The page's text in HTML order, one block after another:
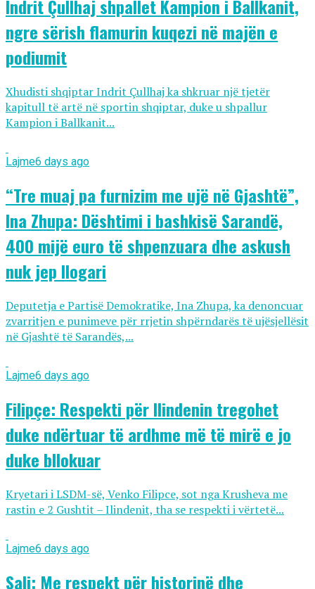
Indrit Çullhaj shpallet Kampion i Ballkanit,
ngre sërish flamurin kuqezi në majën e
podiumit
Xhudisti shqiptar Indrit Çullhaj ka shkruar një tjetër
kapitull të artë në sportin shqiptar, duke u shpallur
Kampion i Ballkanit...
Lajme6 days ago
“Tre muaj pa furnizim me ujë në Gjashtë”,
Ina Zhupa: Dështimi i bashkisë Sarandë,
400 mijë euro të shpenzuara dhe askush
nuk jep llogari
Deputetja e Partisë Demokratike, Ina Zhupa, ka denoncuar
zvarritjen e punimeve për rrjetin shpërndarës të ujësjellësit
në Gjashtë të Sarandës,...
Lajme6 days ago
Filipçe: Respekti për Ilindenin tregohet
duke ndërtuar të ardhme më të mirë e jo
duke bllokuar
Kryetari i LSDM-së, Venko Filipce, sot nga Krusheva me
rastin e 2 Gushtit – Ilindenit, tha se respekti i vërtetë...
Lajme6 days ago
Sali: Me respekt për historinë dhe